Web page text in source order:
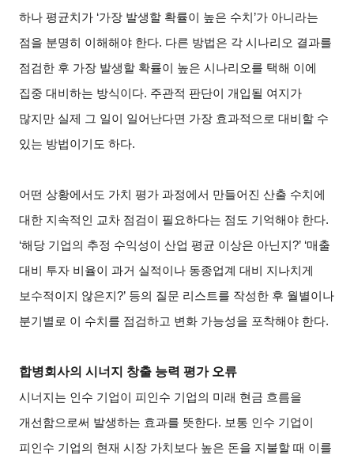
하나 평균치가 ‘가장 발생할 확률이 높은 수치’가 아니라는
점을 분명히 이해해야 한다. 다른 방법은 각 시나리오 결과를
점검한 후 가장 발생할 확률이 높은 시나리오를 택해 이에
집중 대비하는 방식이다. 주관적 판단이 개입될 여지가
많지만 실제 그 일이 일어난다면 가장 효과적으로 대비할 수
있는 방법이기도 하다.
어떤 상황에서도 가치 평가 과정에서 만들어진 산출 수치에
대한 지속적인 교차 점검이 필요하다는 점도 기억해야 한다.
‘해당 기업의 추정 수익성이 산업 평균 이상은 아닌지?’ ‘매출
대비 투자 비율이 과거 실적이나 동종업계 대비 지나치게
보수적이지 않은지?’ 등의 질문 리스트를 작성한 후 월별이나
분기별로 이 수치를 점검하고 변화 가능성을 포착해야 한다.
합병회사의 시너지 창출 능력 평가 오류
시너지는 인수 기업이 피인수 기업의 미래 현금 흐름을
개선함으로써 발생하는 효과를 뜻한다. 보통 인수 기업이
피인수 기업의 현재 시장 가치보다 높은 돈을 지불할 때 이를